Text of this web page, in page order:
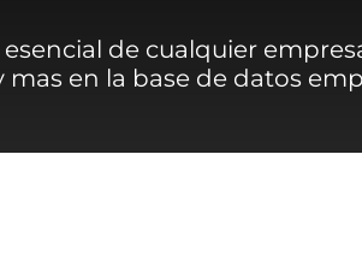
de cualquier
mas en la base de datos